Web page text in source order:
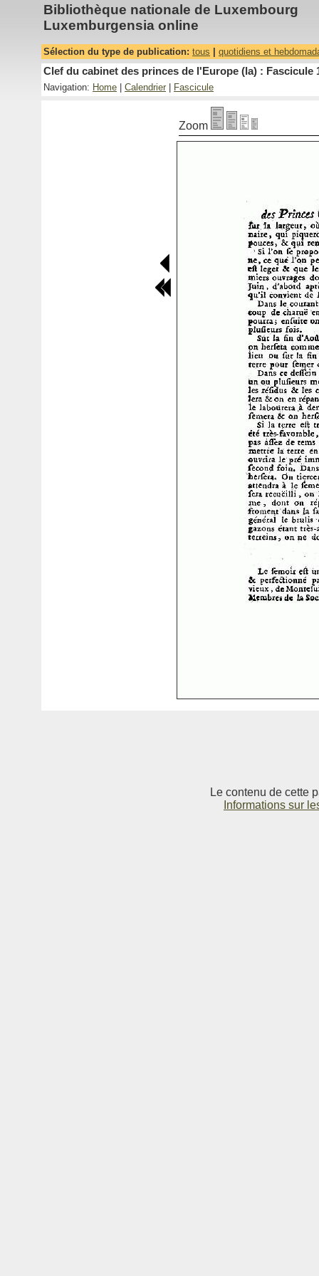
Bibliothèque nationale de Luxembourg
Luxemburgensia online
Sélection du type de publication: tous quotidiens et
Clef du cabinet des princes de l'Europe (la) : Fascicule
Navigation: Home Calendrier Fascicule
Zoom
Le contenu de cette
Informations sur